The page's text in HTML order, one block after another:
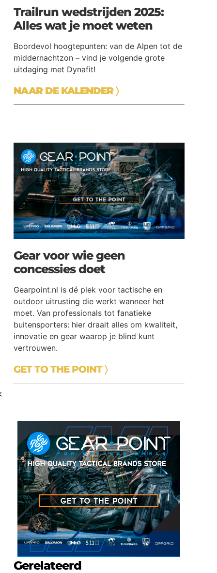
Trailrun wedstrijden 2025:
Alles wat je moet weten
Boordevol hoogtepunten: van de Alpen tot de
middernachtzon – vind je volgende grote
uitdaging met Dynafit!
NAAR DE KALENDER〉
Gear voor wie geen
concessies doet
Gearpoint.nl is dé plek voor tactische en
outdoor uitrusting die werkt wanneer het
moet. Van professionals tot fanatieke
buitensporters: hier draait alles om kwaliteit,
innovatie en gear waarop je blind kunt
vertrouwen.
GET TO THE POINT 〉
Gerelateerd